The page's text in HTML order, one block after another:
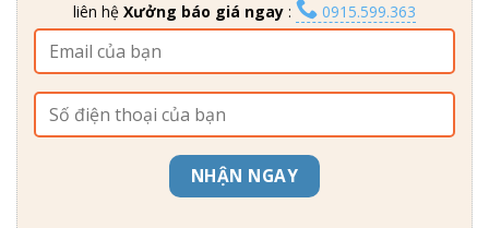
liên hệ Xưởng báo giá ngay : 0915.599.363
NHẬN NGAY